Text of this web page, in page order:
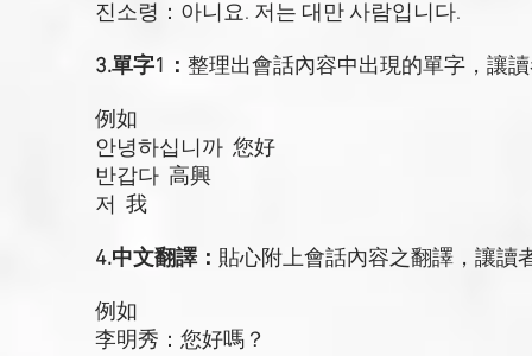
진소령：아니요. 저는 대만 사람입니다.
3.單字1： 整理出會話內容中出現的單字，讓
例如
안녕하십니까 您好
반갑다 高興
저 我
4.中文翻譯： 貼心附上會話內容之翻譯，讓讀
例如
李明秀：您好嗎？